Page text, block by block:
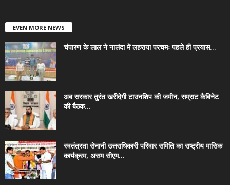
EVEN MORE NEWS
चंपारण के लाल ने नालंदा में लहराया परचमः पहले ही प्रयास...
अब सरकार तुरंत खरीदेगी टाउनशिप की जमीन, सम्राट कैबिनेट
की बैठक...
स्वतंत्रता सेनानी उत्तराधिकारी परिवार समिति का राष्ट्रीय मासिक
कार्यक्रम, असम सीएम...